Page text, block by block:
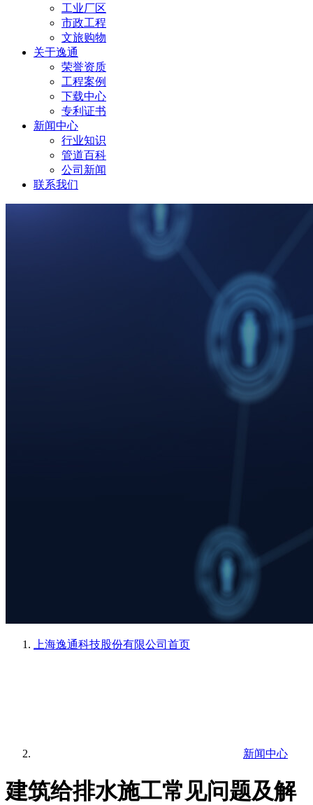
工业厂区
市政工程
文旅购物
关于逸通
荣誉资质
工程案例
下载中心
专利证书
新闻中心
行业知识
管道百科
公司新闻
联系我们
上海逸通科技股份有限公司 首页
新闻中心
建筑给排水施工常见问题及解